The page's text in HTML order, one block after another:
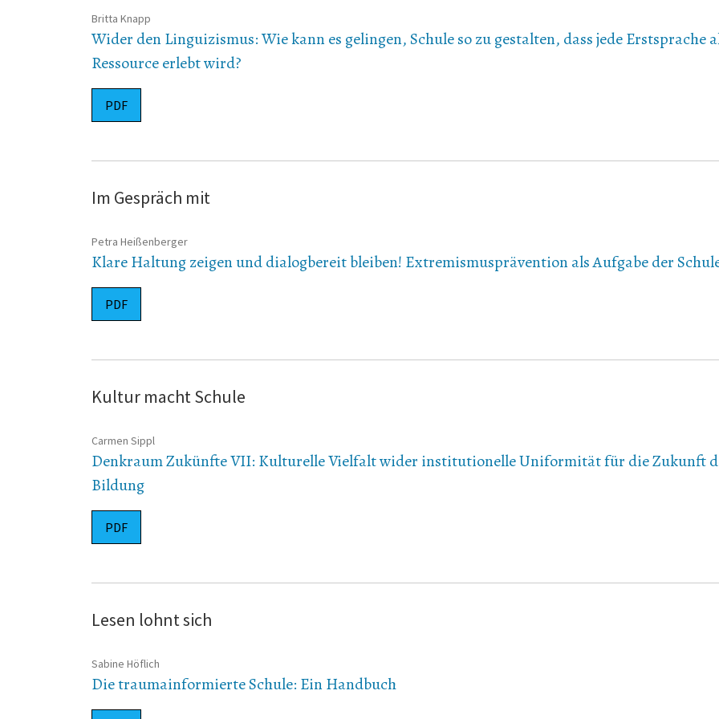
Britta Knapp
Wider den Linguizismus: Wie kann es gelingen, Schule so zu gestalten, dass jede Erstsprache
Ressource erlebt wird?
PDF
Im Gespräch mit
Petra Heißenberger
Klare Haltung zeigen und dialogbereit bleiben! Extremismusprävention als Aufgabe der
PDF
Kultur macht Schule
Carmen Sippl
Denkraum Zukünfte VII: Kulturelle Vielfalt wider institutionelle Uniformität für die Zukunft
Bildung
PDF
Lesen lohnt sich
Sabine Höflich
Die traumainformierte Schule: Ein Handbuch